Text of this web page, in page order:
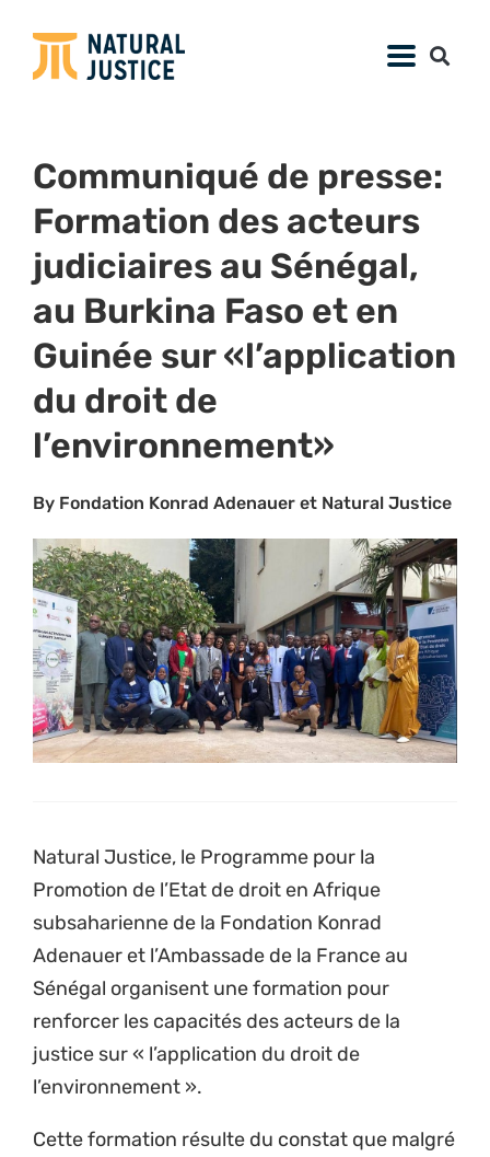
Communiqué de presse:
Formation des acteurs
judiciaires au Sénégal,
au Burkina Faso et en
Guinée sur «l’application
du droit de
l’environnement»
By Fondation Konrad Adenauer et Natural Justice
Natural Justice, le Programme pour la
Promotion de l’Etat de droit en Afrique
subsaharienne de la Fondation Konrad
Adenauer et l’Ambassade de la France au
Sénégal organisent une formation pour
renforcer les capacités des acteurs de la
justice sur « l’application du droit de
l’environnement ».
Cette formation résulte du constat que malgré